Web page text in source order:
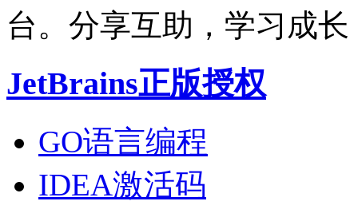
台。分享互助，学习成长
JetBrains正版授权
GO语言编程
IDEA激活码